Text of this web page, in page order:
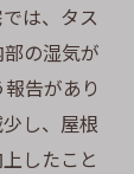
は、タス
の湿気が
告があり
し、屋根
したこと